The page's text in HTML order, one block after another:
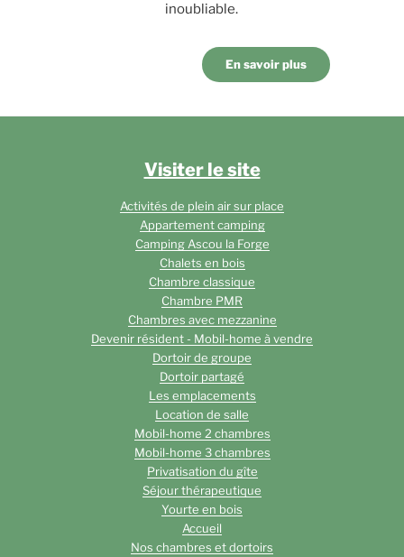
inoubliable.
En savoir plus
Visiter le site
Activités de plein air sur place
Appartement camping
Camping Ascou la Forge
Chalets en bois
Chambre classique
Chambre PMR
Chambres avec mezzanine
Devenir résident - Mobil-home à vendre
Dortoir de groupe
Dortoir partagé
Les emplacements
Location de salle
Mobil-home 2 chambres
Mobil-home 3 chambres
Privatisation du gîte
Séjour thérapeutique
Yourte en bois
Accueil
Nos chambres et dortoirs